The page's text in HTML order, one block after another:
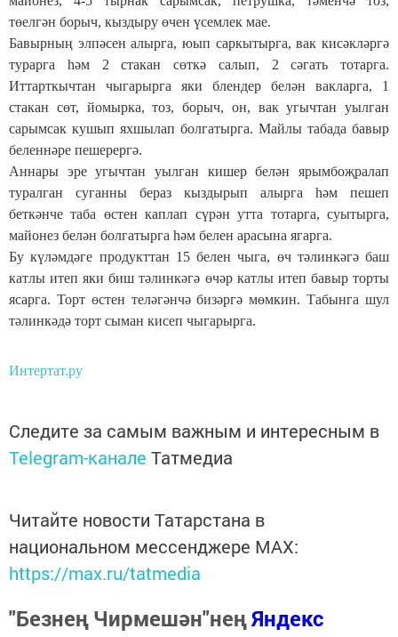
төелгән борыч, кыздыру өчен үсемлек мае.
Бавырның элпәсен алырга, юып саркытырга, вак кисәкләргә
турарга һәм 2 стакан сөткә салып, 2 сәгать тотарга.
Иттарткычтан чыгарырга яки блендер белән вакларга, 1
стакан сөт, йомырка, тоз, борыч, он, вак угычтан уылган
сарымсак кушып яхшылап болгатырга. Майлы табада бавыр
беленнәре пешерергә.
Аннары эре угычтан уылган кишер белән ярымбоҗралап
туралган суганны бераз кыздырып алырга һәм пешеп
беткәнче таба өстен каплап сүрән утта тотарга, суытырга,
майонез белән болгатырга һәм белен арасына ягарга.
Бу күләмдәге продукттан 15 белен чыга, өч тәлинкәгә баш
катлы итеп яки биш тәлинкәгә өчәр катлы итеп бавыр торты
ясарга. Торт өстен теләгәнчә бизәргә мөмкин. Табынга шул
тәлинкәдә торт сыман кисеп чыгарырга.
Интертат.ру
Следите за самым важным и интересным в
Telegram-канале Татмедиа
Читайте новости Татарстана в
национальном мессенджере MАХ:
https://max.ru/tatmedia
"Безнең Чирмешән"неңЯндекс